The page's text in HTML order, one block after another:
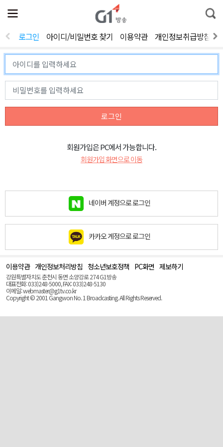
전
체
뉴
열
통
합
색
로그인 아이디/비밀번호 찾기 이용약관 개인정보취급방침
로그인
회원가입은 PC에서 가능합니다.
회원가입 화면으로 이동
네이버 계정으로 로그인
카카오 계정으로 로그인
이용약관 개인정보처리방침 청소년보호정책 PC화면 제보하기
강원특별자치도 춘천시 동면 소양강로 274 G1방송
대표전화: 033)248-5000, FAX: 033)248-5130
이메일: webmaster@g1tv.co.kr
Copyright © 2001 Gangwon No. 1 Broadcasting. All Rights Reserved.